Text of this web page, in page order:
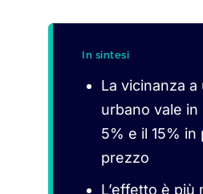
In sintesi
La vicinanza a
urbano vale in
5% e il 15% in
prezzo
L’effetto è più